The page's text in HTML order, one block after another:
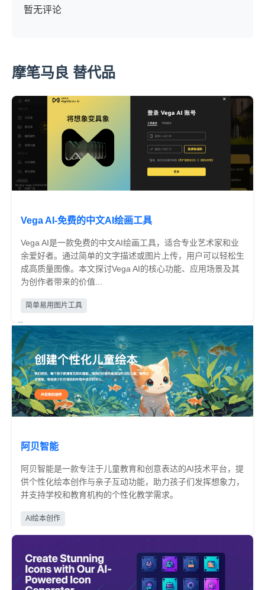
暂无评论
摩笔马良 替代品
Vega AI-免费的中文AI绘画工具
Vega AI是一款免费的中文AI绘画工具，适合专业艺术家和业
余爱好者。通过简单的文字描述或图片上传，用户可以轻松生
成高质量图像。本文探讨Vega AI的核心功能、应用场景及其
为创作者带来的价值...
简单易用图片工具
阿贝智能
阿贝智能是一款专注于儿童教育和创意表达的AI技术平台，提
供个性化绘本创作与亲子互动功能，助力孩子们发挥想象力，
并支持学校和教育机构的个性化教学需求。
AI绘本创作